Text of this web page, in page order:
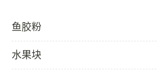
鱼胶粉
水果块